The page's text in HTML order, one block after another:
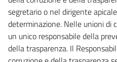
segretario o nel dirigente
determinazione. Nelle unioni di
un unico responsabile della
della trasparenza. Il